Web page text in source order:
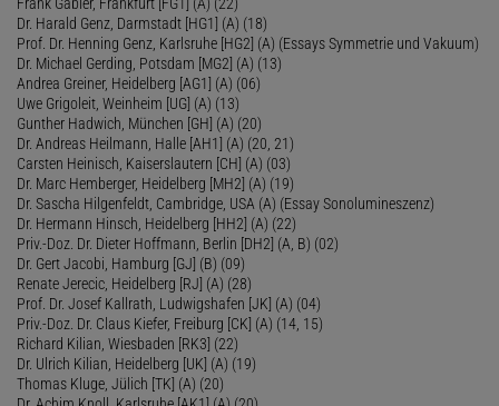
Dr. Harald Genz, Darmstadt [HG1] (A) (18)
Prof. Dr. Henning Genz, Karlsruhe [HG2] (A) (Essays Symmetrie und Vakuum)
Dr. Michael Gerding, Potsdam [MG2] (A) (13)
Andrea Greiner, Heidelberg [AG1] (A) (06)
Uwe Grigoleit, Weinheim [UG] (A) (13)
Gunther Hadwich, München [GH] (A) (20)
Dr. Andreas Heilmann, Halle [AH1] (A) (20, 21)
Carsten Heinisch, Kaiserslautern [CH] (A) (03)
Dr. Marc Hemberger, Heidelberg [MH2] (A) (19)
Dr. Sascha Hilgenfeldt, Cambridge, USA (A) (Essay Sonolumineszenz)
Dr. Hermann Hinsch, Heidelberg [HH2] (A) (22)
Priv.-Doz. Dr. Dieter Hoffmann, Berlin [DH2] (A, B) (02)
Dr. Gert Jacobi, Hamburg [GJ] (B) (09)
Renate Jerecic, Heidelberg [RJ] (A) (28)
Prof. Dr. Josef Kallrath, Ludwigshafen [JK] (A) (04)
Priv.-Doz. Dr. Claus Kiefer, Freiburg [CK] (A) (14, 15)
Richard Kilian, Wiesbaden [RK3] (22)
Dr. Ulrich Kilian, Heidelberg [UK] (A) (19)
Thomas Kluge, Jülich [TK] (A) (20)